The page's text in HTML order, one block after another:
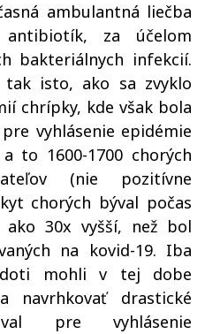
ambulantná liečba
antibiotík, za účelom
bakteriálnych infekcií.
tak isto, ako sa zvyklo
chrípky, kde však bola
vyhlásenie epidémie
to 1600-1700 chorých
(nie pozitívne
chorých býval počas
30x vyšší, než bol
na kovid-19. Iba
mohli v tej dobe
navrhkovať drastické
pre vyhlásenie